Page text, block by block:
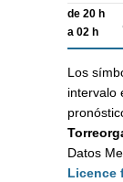
de 20 h
a 02 h
Los
intervalo
Datos
Licence